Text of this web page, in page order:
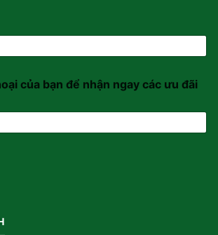
của bạn để nhận ngay các ưu đãi